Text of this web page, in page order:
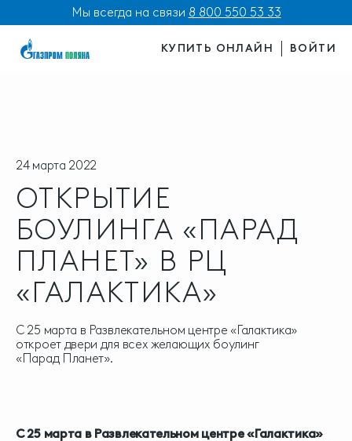
Мы всегда на связи 8 800 550 53 33
КУПИТЬ ОНЛАЙН ВОЙТИ
24 марта 2022
ОТКРЫТИЕ
БОУЛИНГА «ПАРАД
ПЛАНЕТ» В РЦ
«ГАЛАКТИКА»
С 25 марта в Развлекательном центре «Галактика»
откроет двери для всех желающих боулинг
«Парад Планет».
С 25 марта в Развлекательном центре «Галактика»